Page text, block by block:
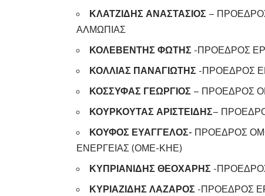
ΚΛΑΤΖΙΔΗΣ ΑΝΑΣΤΑΣΙΟΣ –
ΑΛΜΩΠΙΑΣ
ΚΟΛΕΒΕΝΤΗΣ ΦΩΤΗΣ -ΠΡΟΕΔΡΟΣ
ΚΟΛΛΙΑΣ ΠΑΝΑΓΙΩΤΗΣ -ΠΡΟΕΔΡΟΣ
ΚΟΣΣΥΦΑΣ ΓΕΩΡΓΙΟΣ – ΠΡΟΕΔΡΟΣ
ΚΟΥΡΚΟΥΤΑΣ ΑΡΙΣΤΕΙΔΗΣ–
ΚΟΥΦΟΣ ΕΥΑΓΓΕΛΟΣ- ΠΡΟΕΔΡΟΣ
ΕΝΕΡΓΕΙΑΣ (ΟΜΕ-ΚΗΕ)
ΚΥΠΡΙΑΝΙΔΗΣ ΘΕΟΧΑΡΗΣ -
ΚΥΡΙΑΖΙΔΗΣ ΛΑΖΑΡΟΣ -ΠΡΟΕΔΡΟΣ